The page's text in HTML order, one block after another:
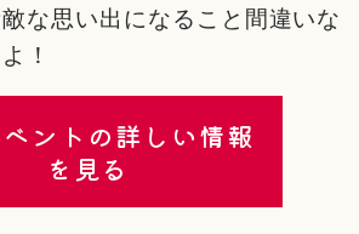
な思い出になること間違いな
！
ントの詳しい情報
を見る